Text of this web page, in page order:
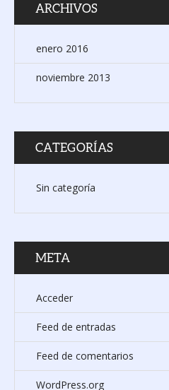
ARCHIVOS
enero 2016
noviembre 2013
CATEGORÍAS
Sin categoría
META
Acceder
Feed de entradas
Feed de comentarios
WordPress.org